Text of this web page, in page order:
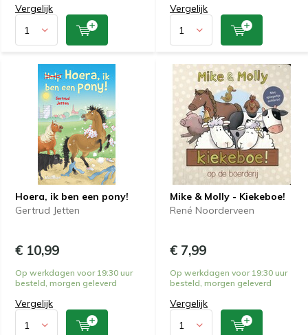
Vergelijk Vergelijk
Hoera, ik ben een pony!
Gertrud Jetten
€ 10,99
Op werkdagen voor 19:30 uur
besteld, morgen geleverd
Vergelijk
Mike & Molly - Kiekeboe!
René Noorderveen
€ 7,99
Op werkdagen voor 19:30 uur
besteld, morgen geleverd
Vergelijk